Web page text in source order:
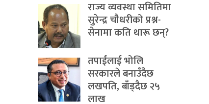
राज्य व्यवस्था समितिमा
सुरेन्द्र चौधरीको प्रश्न-
सेनामा कति थारू छन्?
तपाईंलाई भोलि
सरकारले बनाउँदैछ
लखपति, बाँड्दैछ २५
लाख